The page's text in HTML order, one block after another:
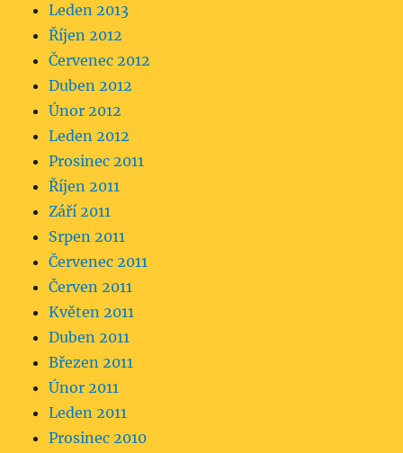
Leden 2013
Říjen 2012
Červenec 2012
Duben 2012
Únor 2012
Leden 2012
Prosinec 2011
Říjen 2011
Září 2011
Srpen 2011
Červenec 2011
Červen 2011
Květen 2011
Duben 2011
Březen 2011
Únor 2011
Leden 2011
Prosinec 2010